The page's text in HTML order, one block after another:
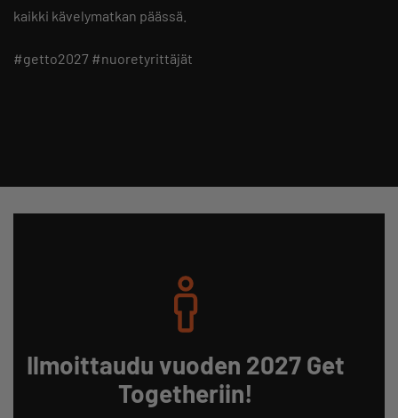
kaikki kävelymatkan päässä.
#getto2027 #nuoretyrittäjät
Ilmoittaudu vuoden 2027 Get
Togetheriin!